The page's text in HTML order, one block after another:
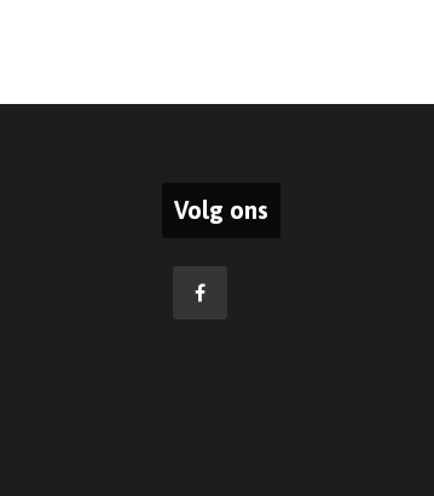
Volg ons